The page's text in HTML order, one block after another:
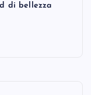
di bellezza